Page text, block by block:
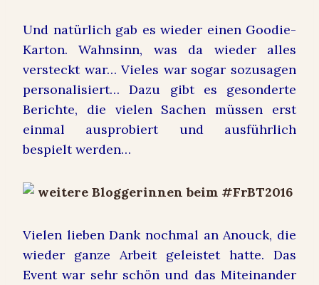
Und natürlich gab es wieder einen Goodie-
Karton. Wahnsinn, was da wieder alles
versteckt war… Vieles war sogar sozusagen
personalisiert… Dazu gibt es gesonderte
Berichte, die vielen Sachen müssen erst
einmal ausprobiert und ausführlich
bespielt werden…
Vielen lieben Dank nochmal an Anouck, die
wieder ganze Arbeit geleistet hatte. Das
Event war sehr schön und das Miteinander